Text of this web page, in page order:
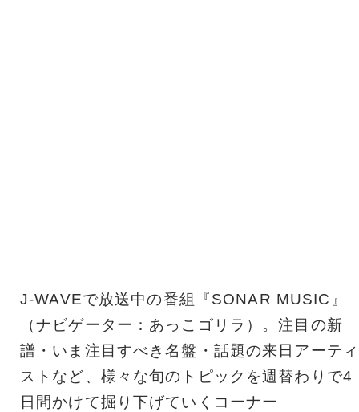
J-WAVEで放送中の番組『SONAR MUSIC』
（ナビゲーター：あっこゴリラ）。注目の新
譜・いま注目すべき名盤・話題の来日アーティ
ストなど、様々な旬のトピックを週替わりで4
日間かけて掘り下げていくコーナー